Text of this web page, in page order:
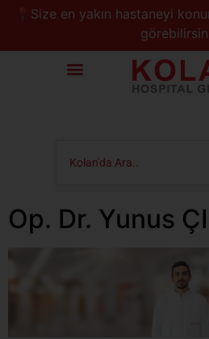
📍Size en yakın hastaneyi
Op. Dr. Yunus